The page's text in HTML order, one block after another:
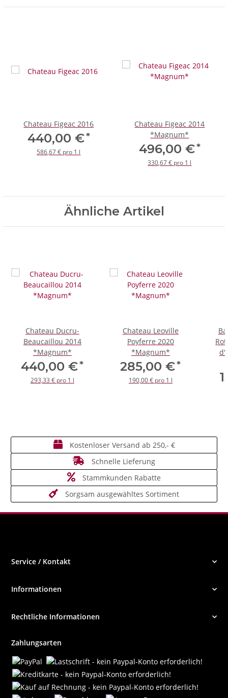
Chateau Figeac 2016
440,00 €*
586,67 € pro 1 l
Chateau Figeac 2014
*Magnum*
496,00 €*
330,67 € pro 1 l
Ähnliche Artikel
Chateau Ducru-
Beaucaillou 2014
*Magnum*
440,00 €*
293,33 € pro 1 l
Chateau Leoville
Poyferre 2020
*Magnum*
285,00 €*
190,00 € pro 1 l
Kostenloser Versand ab 250,- €
Schnelle Lieferung
Stammkunden Rabatte
Sorgsam ausgewähltes Sortiment
Service / Kontakt
Informationen
Rechtliche Informationen
Zahlungsarten